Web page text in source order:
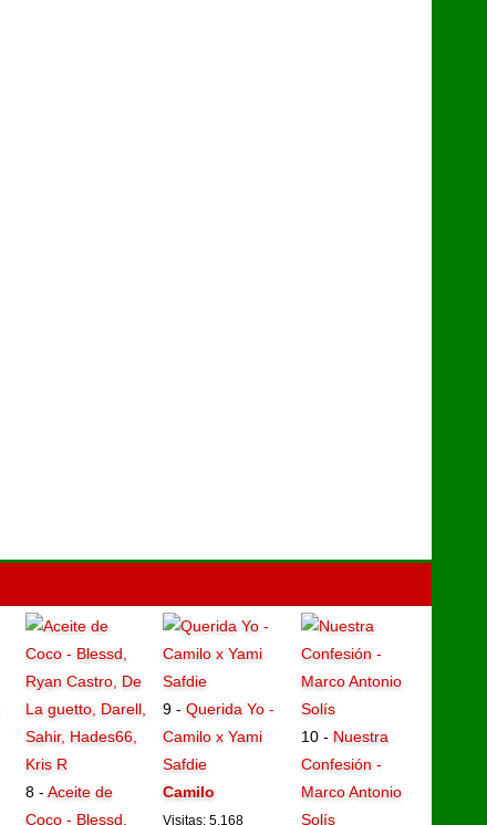
8 - Aceite de
Coco - Blessd,
9 -Querida Yo -
Camilo x Yami
Safdie
Camilo
Visitas: 5.168
10 - Nuestra
Confesión -
Marco Antonio
Solís